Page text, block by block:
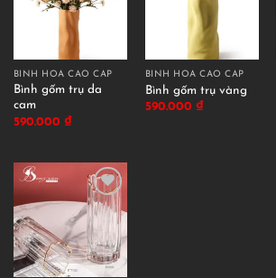
BÌNH HOA CAO CẤP
Bình gốm trụ da
cam
590.000 ₫
BÌNH HOA CAO CẤP
Bình gốm trụ vàng
590.000 ₫